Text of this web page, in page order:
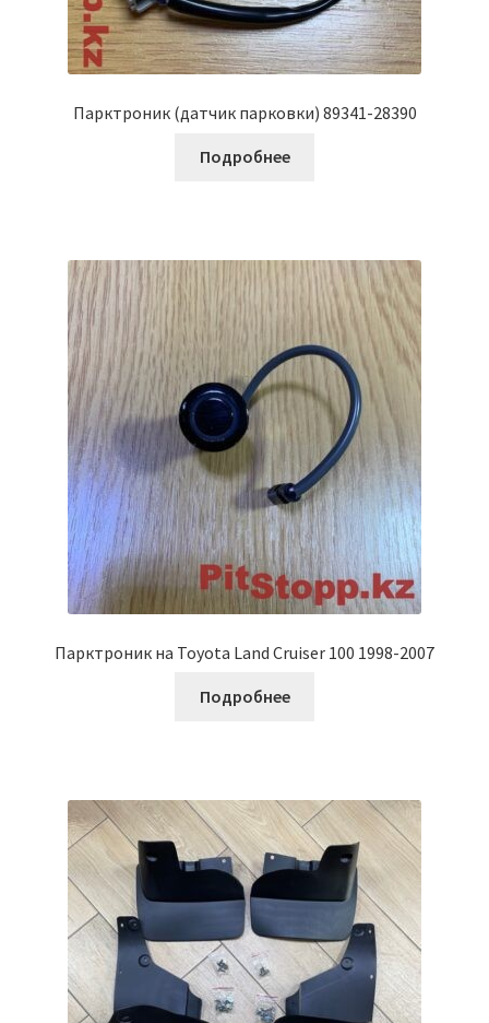
Парктроник (датчик парковки) 89341-28390
Подробнее
Парктроник на Toyota Land Cruiser 100 1998-2007
Подробнее